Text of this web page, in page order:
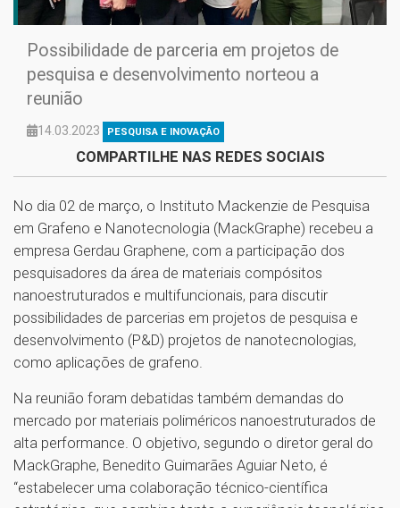
Possibilidade de parceria em projetos de
pesquisa e desenvolvimento norteou a
reunião
14.03.2023 PESQUISA E INOVAÇÃO
COMPARTILHE NAS REDES SOCIAIS
No dia 02 de março, o Instituto Mackenzie de Pesquisa
em Grafeno e Nanotecnologia (MackGraphe) recebeu a
empresa Gerdau Graphene, com a participação dos
pesquisadores da área de materiais compósitos
nanoestruturados e multifuncionais, para discutir
possibilidades de parcerias em projetos de pesquisa e
desenvolvimento (P&D) projetos de nanotecnologias,
como aplicações de grafeno.
Na reunião foram debatidas também demandas do
mercado por materiais poliméricos nanoestruturados de
alta performance. O objetivo, segundo o diretor geral do
MackGraphe, Benedito Guimarães Aguiar Neto, é
“estabelecer uma colaboração técnico-científica